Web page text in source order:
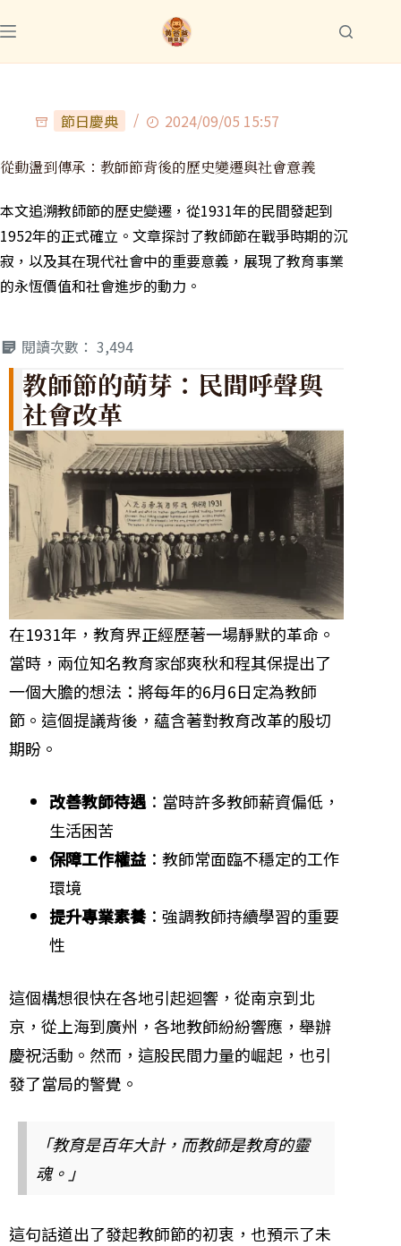
節日慶典 2024/09/05 15:57
從動盪到傳承：教師節背後的歷史變遷與社會意義
本文追溯教師節的歷史變遷，從1931年的民間發起到
1952年的正式確立。文章探討了教師節在戰爭時期的沉
寂，以及其在現代社會中的重要意義，展現了教育事業
的永恆價值和社會進步的動力。
閱讀次數： 3,494
教師節的萌芽：民間呼聲與
社會改革
在1931年，教育界正經歷著一場靜默的革命。
當時，兩位知名教育家邰爽秋和程其保提出了
一個大膽的想法：將每年的6月6日定為教師
節。這個提議背後，蘊含著對教育改革的殷切
期盼。
改善教師待遇：當時許多教師薪資偏低，
生活困苦
保障工作權益 ：教師常面臨不穩定的工作
環境
提升專業素養：強調教師持續學習的重要
性
這個構想很快在各地引起迴響，從南京到北
京，從上海到廣州，各地教師紛紛響應，舉辦
慶祝活動。然而，這股民間力量的崛起，也引
發了當局的警覺。
「教育是百年大計，而教師是教育的靈
魂。」
這句話道出了發起教師節的初衷，也預示了未